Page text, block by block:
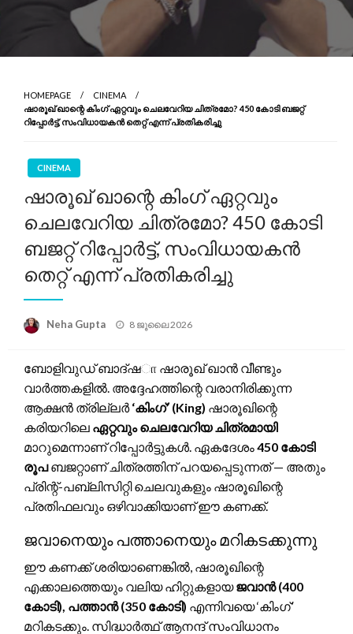
HOMEPAGE
CINEMA
ഷാരൂഖ് ഖാന്റെ കിംഗ് ഏറ്റവും ചെലവേറിയ ചിത്രമോ? 450 കോടി ബജറ്റ്
റിപ്പോർട്ട്, സംവിധായകൻ തെറ്റ് എന്ന് പ്രതികരിച്ചു
CINEMA
ഷാരൂഖ് ഖാന്റെ കിംഗ് ഏറ്റവും
ചെലവേറിയ ചിത്രമോ? 450 കോടി
ബജറ്റ് റിപ്പോർട്ട്, സംവിധായകൻ
തെറ്റ് എന്ന് പ്രതികരിച്ചു
Neha Gupta
Posted
8 ജൂലൈ 2026
ബോളിവുഡ് ബാദ്‌ഷா ഷാരൂഖ് ഖാൻ വീണ്ടും
വാർത്തകളിൽ. അദ്ദേഹത്തിന്റെ വരാനിരിക്കുന്ന
ആക്ഷൻ ത്രില്ലർ‘കിംഗ്’ (King) ഷാരൂഖിന്റെ
കരിയറിലെ ഏറ്റവും ചെലവേറിയ ചിത്രമായി
മാറുമെന്നാണ് റിപ്പോർട്ടുകൾ. ഏകദേശം450 കോടി
രൂപബജറ്റാണ് ചിത്രത്തിന് പറയപ്പെടുന്നത് — അതും
പ്രിന്റ്-പബ്ലിസിറ്റി ചെലവുകളും ഷാരൂഖിന്റെ
പ്രതിഫലവും ഒഴിവാക്കിയാണ് ഈ കണക്ക്.
ജവാനെയും പത്താനെയും മറികടക്കുന്നു
ഈ കണക്ക് ശരിയാണെങ്കിൽ, ഷാരൂഖിന്റെ
എക്കാലത്തെയും വലിയ ഹിറ്റുകളായജവാൻ (400
കോടി), പത്താൻ (350 കോടി) എന്നിവയെ ‘കിംഗ്’
മറികടക്കും. സിദ്ധാർത്ഥ് ആനന്ദ് സംവിധാനം